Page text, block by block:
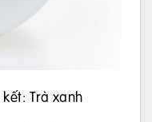
Trà xanh